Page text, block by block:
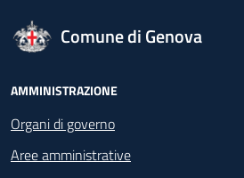
logo Unione Europea
Comune di Genova
Footer - Navigazione
AMMINISTRAZIONE
Organi di governo
Aree amministrative